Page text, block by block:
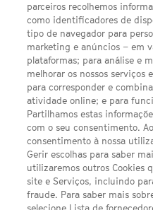
SEGUE-NOS
LINKS ÚTEIS
Escolhas de Anúncios
Política de privacidade
Termos E Condições
FILMES
parceiros recolhemos
como identificadores de
tipo de navegador para
marketing e anúncios – em
plataformas; para análise e
melhorar os nossos serviços
para corresponder e
atividade online; e para
Partilhamos estas
com o seu consentimento.
consentimento à nossa
Gerir escolhas para saber
utilizaremos outros Cookies
site e Serviços, incluindo
fraude. Para saber mais